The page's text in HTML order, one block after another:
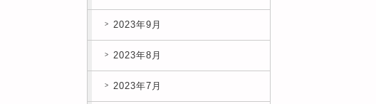
2023年9月
2023年8月
2023年7月